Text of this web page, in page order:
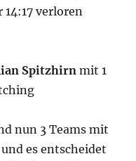
14:17 verloren
Spitzhirnmit 1
nun 3 Teams mit
es entscheidet